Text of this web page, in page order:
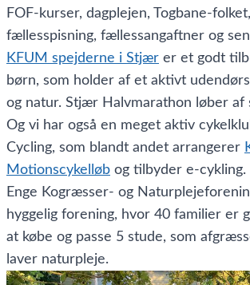
FOF-kurser, dagplejen, Togbane-
fællesspisning, fællessangaftner og
KFUM spejderne i Stjær er et godt
børn, som holder af et aktivt
og natur. Stjær Halvmarathon løber af
Og vi har også en meget aktiv
Cycling, som blandt andet arrangerer
Motionscykelløb og tilbyder e-
Enge Kogræsser- og
hyggelig forening, hvor 40 familier er
at købe og passe 5 stude, som
laver naturpleje.